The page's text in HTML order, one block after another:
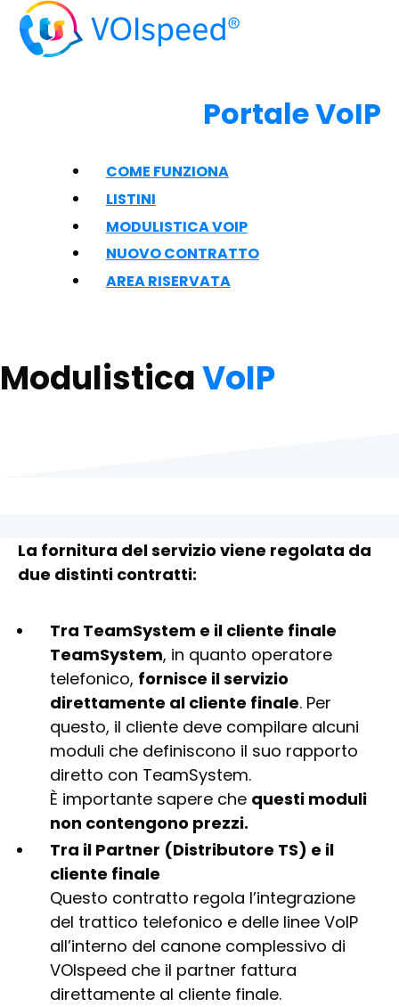
Portale VoIP
COME FUNZIONA
LISTINI
MODULISTICA VOIP
NUOVO CONTRATTO
AREA RISERVATA
ModulisticaVoIP
La fornitura del servizio viene regolata da
due distinti contratti:
Tra TeamSystem e il cliente finale
TeamSystem, in quanto operatore
telefonico, fornisce il servizio
direttamente al cliente finale. Per
questo, il cliente deve compilare alcuni
moduli che definiscono il suo rapporto
diretto con TeamSystem.
È importante sapere che questi moduli
non contengono prezzi.
Tra il Partner (Distributore TS) e il
cliente finale
Questo contratto regola l’integrazione
del trattico telefonico e delle linee VoIP
all’interno del canone complessivo di
VOIspeed che il partner fattura
direttamente al cliente finale.